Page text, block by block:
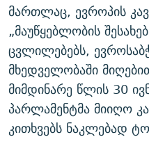
მართლაც, ევროპის
„მაუწყებლობის
ცვლილებებს,
მხედველობაში
მიმდინარე წლის 30
პარლამენტმა მიიღო
კითხვებს ნაკლებად